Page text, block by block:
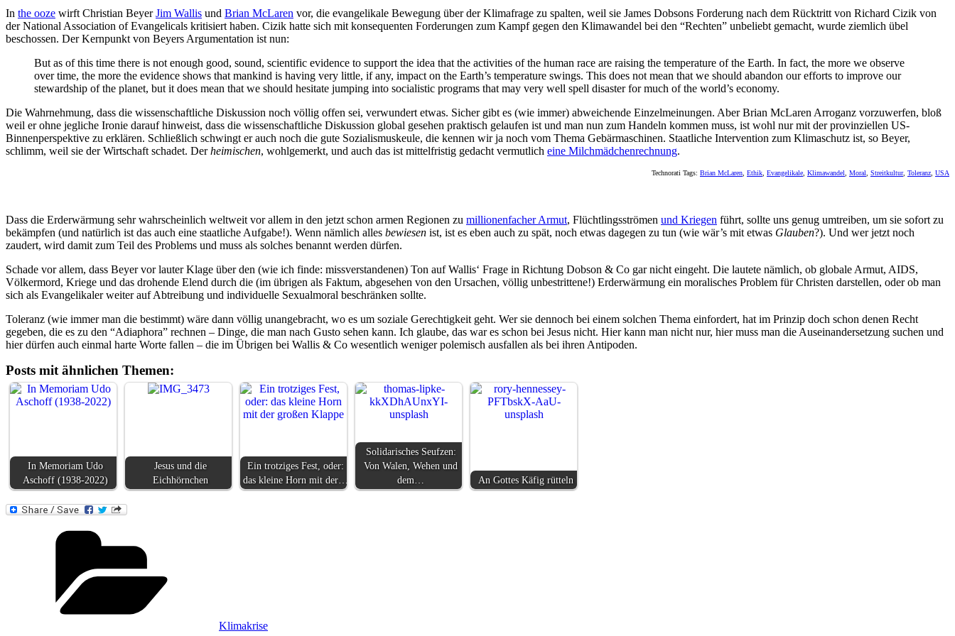
In the ooze wirft Christian BeyerJim Wallis und Brian McLaren vor, die evangelikale Bewegung über der Klimafrage zu spalten, weil sie James Dobsons Forderung nach dem Rücktritt von Richard Cizik von
der National Association of Evangelicals kritisiert haben. Cizik hatte sich mit konsequenten Forderungen zum Kampf gegen den Klimawandel bei den “Rechten” unbeliebt gemacht, wurde ziemlich übel
beschossen. Der Kernpunkt von Beyers Argumentation ist nun:
But as of this time there is not enough good, sound, scientific evidence to support the idea that the activities of the human race are raising the temperature of the Earth. In fact, the more we observe
over time, the more the evidence shows that mankind is having very little, if any, impact on the Earth’s temperature swings. This does not mean that we should abandon our efforts to improve our
stewardship of the planet, but it does mean that we should hesitate jumping into socialistic programs that may very well spell disaster for much of the world’s economy.
Die Wahrnehmung, dass die wissenschaftliche Diskussion noch völlig offen sei, verwundert etwas. Sicher gibt es (wie immer) abweichende Einzelmeinungen. Aber Brian McLaren Arroganz vorzuwerfen, bloß
weil er ohne jegliche Ironie darauf hinweist, dass die wissenschaftliche Diskussion global gesehen praktisch gelaufen ist und man nun zum Handeln kommen muss, ist wohl nur mit der provinziellen US-
Binnenperspektive zu erklären. Schließlich schwingt er auch noch die gute Sozialismuskeule, die kennen wir ja noch vom Thema Gebärmaschinen. Staatliche Intervention zum Klimaschutz ist, so Beyer,
schlimm, weil sie der Wirtschaft schadet. Derheimischen, wohlgemerkt, und auch das ist mittelfristig gedacht vermutlich eine Milchmädchenrechnung.
Technorati Tags: Brian McLaren Ethik Evangelikale Klimawandel Moral Streitkultur, Toleranz USA
Dass die Erderwärmung sehr wahrscheinlich weltweit vor allem in den jetzt schon armen Regionen zu millionenfacher Armut, Flüchtlingsströmen und Kriegen führt, sollte uns genug umtreiben, um sie sofort zu
bekämpfen (und natürlich ist das auch eine staatliche Aufgabe!). Wenn nämlich alles bewiesen ist, ist es eben auch zu spät, noch etwas dagegen zu tun (wie wär’s mit etwas Glauben?). Und wer jetzt noch
zaudert, wird damit zum Teil des Problems und muss als solches benannt werden dürfen.
Schade vor allem, dass Beyer vor lauter Klage über den (wie ich finde: missverstandenen) Ton auf Wallis‘ Frage in Richtung Dobson & Co gar nicht eingeht. Die lautete nämlich, ob globale Armut, AIDS,
Völkermord, Kriege und das drohende Elend durch die (im übrigen als Faktum, abgesehen von den Ursachen, völlig unbestrittene!) Erderwärmung ein moralisches Problem für Christen darstellen, oder ob man
sich als Evangelikaler weiter auf Abtreibung und individuelle Sexualmoral beschränken sollte.
Toleranz (wie immer man die bestimmt) wäre dann völlig unangebracht, wo es um soziale Gerechtigkeit geht. Wer sie dennoch bei einem solchen Thema einfordert, hat im Prinzip doch schon denen Recht
gegeben, die es zu den “Adiaphora” rechnen – Dinge, die man nach Gusto sehen kann. Ich glaube, das war es schon bei Jesus nicht. Hier kann man nicht nur, hier muss man die Auseinandersetzung suchen und
hier dürfen auch einmal harte Worte fallen – die im Übrigen bei Wallis & Co wesentlich weniger polemisch ausfallen als bei ihren Antipoden.
Posts mit ähnlichen Themen:
In Memoriam Udo
Aschoff (1938-2022)
Jesus und die
Eichhörnchen
Ein trotziges Fest, oder:
das kleine Horn mit der…
Solidarisches Seufzen:
Von Walen, Wehen und
dem…
An Gottes Käfig rütteln
Klimakrise